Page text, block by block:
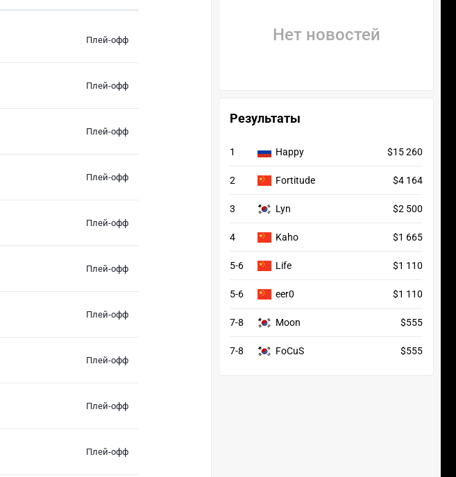
Плей-офф
Плей-офф
Плей-офф
Плей-офф
Плей-офф
Плей-офф
Плей-офф
Плей-офф
Плей-офф
Плей-офф
Нет новостей
Результаты
1 Happy $15 260
2 Fortitude $4 164
3 Lyn $2 500
4 Kaho $1 665
5-6 Life $1 110
5-6 eer0 $1 110
7-8 Moon $555
7-8 FoCuS $555